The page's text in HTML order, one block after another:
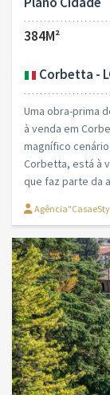
384M²
Corbetta -
Uma obra-prima
à venda em
magnífico
Corbetta, está à
que faz parte da